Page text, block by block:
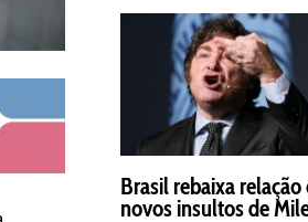
Brasil rebaixa
novos insultos de